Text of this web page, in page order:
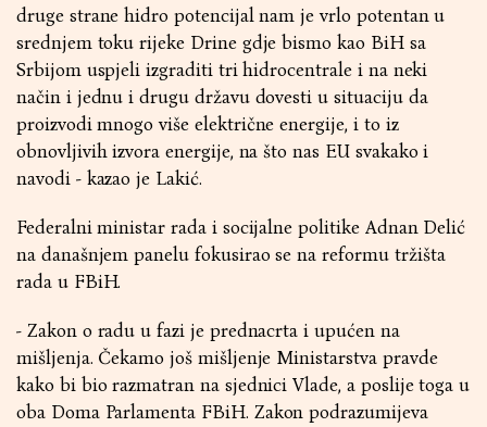
druge strane hidro potencijal nam je vrlo potentan u
srednjem toku rijeke Drine gdje bismo kao BiH sa
Srbijom uspjeli izgraditi tri hidrocentrale i na neki
način i jednu i drugu državu dovesti u situaciju da
proizvodi mnogo više električne energije, i to iz
obnovljivih izvora energije, na što nas EU svakako i
navodi - kazao je Lakić.
Federalni ministar rada i socijalne politike Adnan Delić
na današnjem panelu fokusirao se na reformu tržišta
rada u FBiH.
- Zakon o radu u fazi je prednacrta i upućen na
mišljenja. Čekamo još mišljenje Ministarstva pravde
kako bi bio razmatran na sjednici Vlade, a poslije toga u
oba Doma Parlamenta FBiH. Zakon podrazumijeva